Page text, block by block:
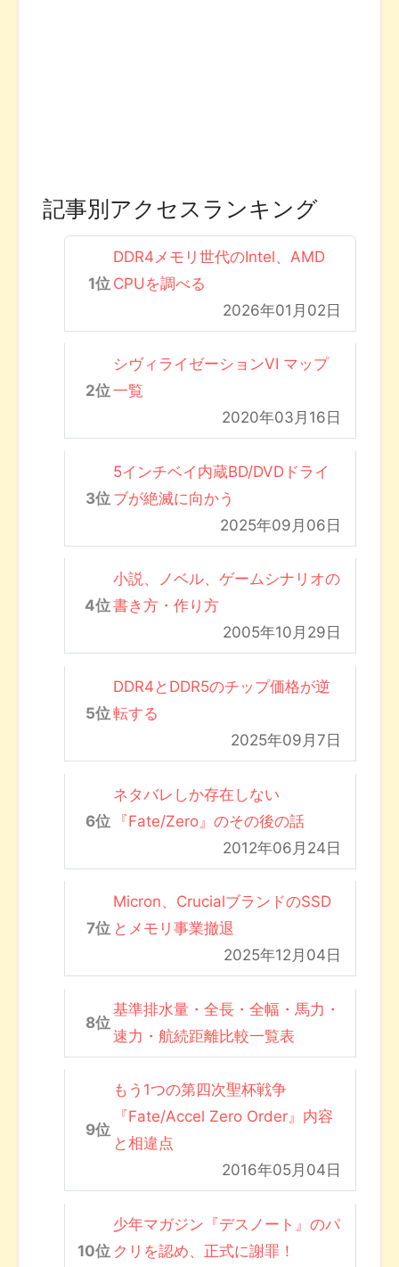
記事別アクセスランキング
DDR4メモリ世代のIntel、AMD
CPUを調べる
2026年01月02日
シヴィライゼーションVI マップ
一覧
2020年03月16日
5インチベイ内蔵BD/DVDドライ
ブが絶滅に向かう
2025年09月06日
小説、ノベル、ゲームシナリオの
書き方・作り方
2005年10月29日
DDR4とDDR5のチップ価格が逆
転する
2025年09月7日
ネタバレしか存在しない
『Fate/Zero』のその後の話
2012年06月24日
Micron、CrucialブランドのSSD
とメモリ事業撤退
2025年12月04日
基準排水量・全長・全幅・馬力・
速力・航続距離比較一覧表
もう1つの第四次聖杯戦争
『Fate/Accel Zero Order』内容
と相違点
2016年05月04日
少年マガジン『デスノート』のパ
クリを認め、正式に謝罪！